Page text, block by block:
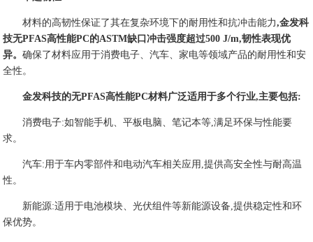
材料的高韧性保证了其在复杂环境下的耐用性和抗冲击能力,金发科
技无PFAS高性能PC的ASTM缺口冲击强度超过500 J/m,韧性表现优
异。确保了材料应用于消费电子、汽车、家电等领域产品的耐用性和安
全性。
金发科技的无PFAS高性能PC材料广泛适用于多个行业,主要包括:
消费电子:如智能手机、平板电脑、笔记本等,满足环保与性能要
求。
汽车:用于车内零部件和电动汽车相关应用,提供高安全性与耐高温
性。
新能源:适用于电池模块、光伏组件等新能源设备,提供稳定性和环
保优势。